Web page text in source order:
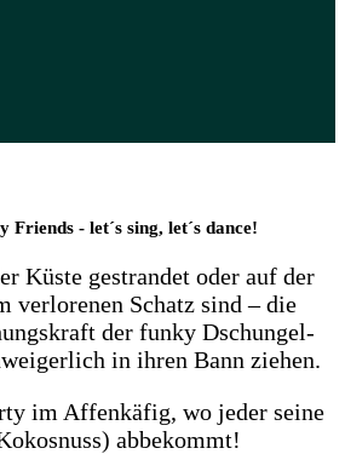
Friends - let´s sing, let´s dance!
Küste gestrandet oder auf der
verlorenen Schatz sind – die
der funky Dschungel-
in ihren Bann ziehen.
im Affenkäfig, wo jeder seine
abbekommt!